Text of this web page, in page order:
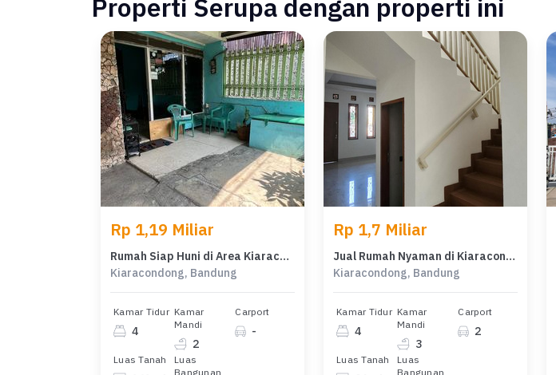
Properti Serupa dengan properti ini
Rp 1,19 Miliar
Rumah Siap Huni di Area Kiaracondong, Bandung, LT 141m²
Kiaracondong, Bandung
Kamar Tidur
4
Kamar
Mandi
2
Carport
-
Luas Tanah
Luas
Bangunan
Rp 1,7 Miliar
Jual Rumah Nyaman di Kiaracondong, Bandung - LT 86m²
Kiaracondong, Bandung
Kamar Tidur
4
Kamar
Mandi
3
Carport
2
Luas Tanah
Luas
Bangunan